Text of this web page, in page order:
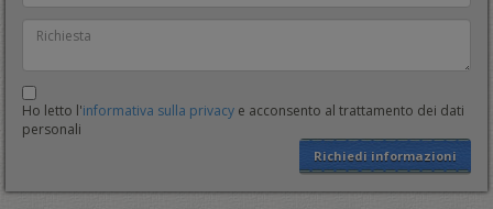
Ho letto l'informativa sulla privacy e acconsento al trattamento dei dati
personali
Richiedi informazioni